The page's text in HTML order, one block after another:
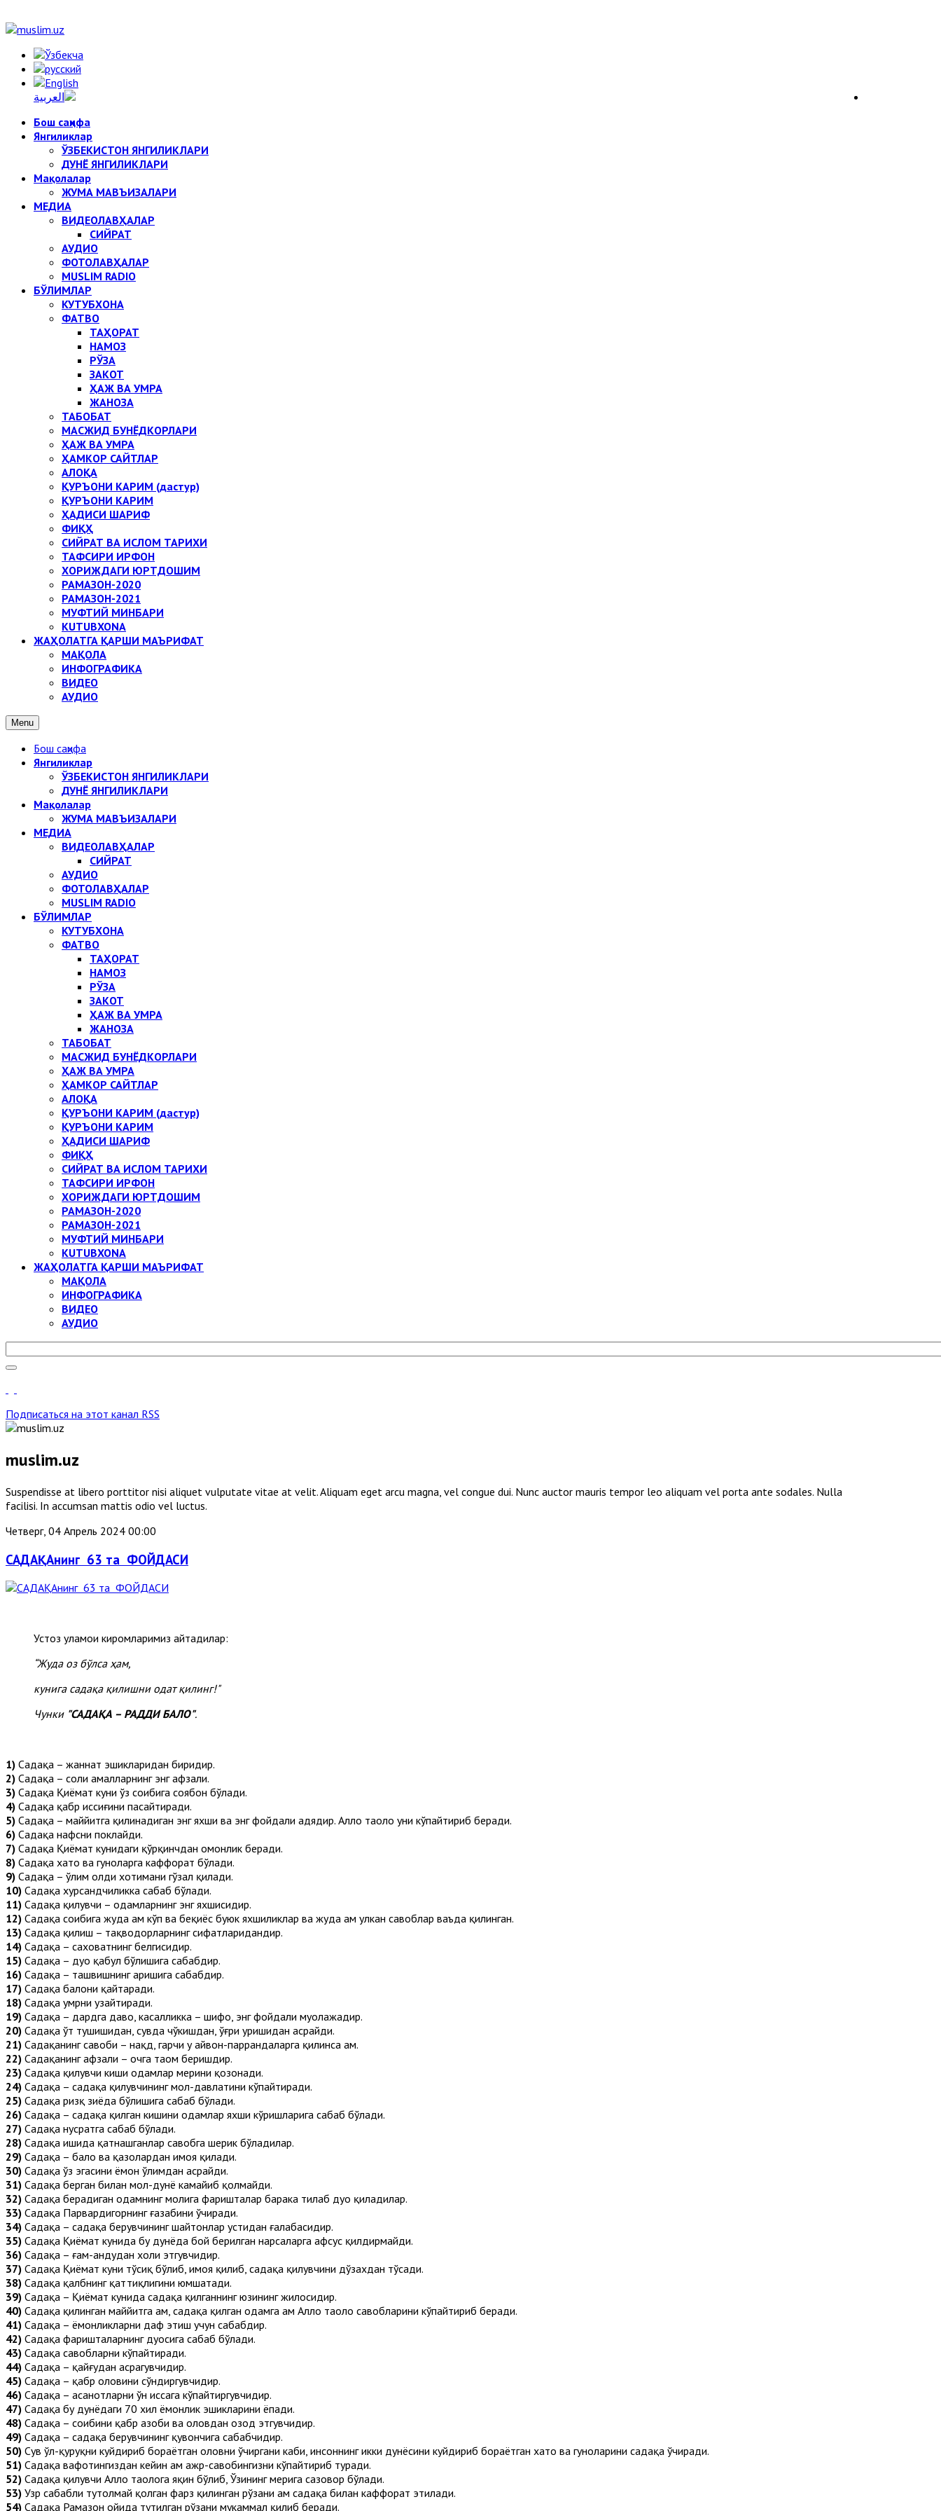
Бош саҳифа
Янгиликлар
ЎЗБЕКИСТОН ЯНГИЛИКЛАРИ
ДУНЁ ЯНГИЛИКЛАРИ
Мақолалар
ЖУМА МАВЪИЗАЛАРИ
МЕДИА
ВИДЕОЛАВҲАЛАР
СИЙРАТ
АУДИО
ФОТОЛАВҲАЛАР
MUSLIM RADIO
БЎЛИМЛАР
КУТУБХОНА
ФАТВО
ТАҲОРАТ
НАМОЗ
РЎЗА
ЗАКОТ
ҲАЖ ВА УМРА
ЖАНОЗА
ТАБОБАТ
МАСЖИД БУНЁДКОРЛАРИ
ҲАЖ ВА УМРА
ҲАМКОР САЙТЛАР
АЛОҚА
ҚУРЪОНИ КАРИМ (дастур)
ҚУРЪОНИ КАРИМ
ҲАДИСИ ШАРИФ
ФИҚҲ
СИЙРАТ ВА ИСЛОМ ТАРИХИ
ТАФСИРИ ИРФОН
ХОРИЖДАГИ ЮРТДОШИМ
РАМАЗОН-2020
РАМАЗОН-2021
МУФТИЙ МИНБАРИ
KUTUBXONA
ЖАҲОЛАТГА ҚАРШИ МАЪРИФАТ
МАҚОЛА
ИНФОГРАФИКА
ВИДЕО
АУДИО
Menu
Бош саҳифа
Янгиликлар
ЎЗБЕКИСТОН ЯНГИЛИКЛАРИ
ДУНЁ ЯНГИЛИКЛАРИ
Мақолалар
ЖУМА МАВЪИЗАЛАРИ
МЕДИА
ВИДЕОЛАВҲАЛАР
СИЙРАТ
АУДИО
ФОТОЛАВҲАЛАР
MUSLIM RADIO
БЎЛИМЛАР
КУТУБХОНА
ФАТВО
ТАҲОРАТ
НАМОЗ
РЎЗА
ЗАКОТ
ҲАЖ ВА УМРА
ЖАНОЗА
ТАБОБАТ
МАСЖИД БУНЁДКОРЛАРИ
ҲАЖ ВА УМРА
ҲАМКОР САЙТЛАР
АЛОҚА
ҚУРЪОНИ КАРИМ (дастур)
ҚУРЪОНИ КАРИМ
ҲАДИСИ ШАРИФ
ФИҚҲ
СИЙРАТ ВА ИСЛОМ ТАРИХИ
ТАФСИРИ ИРФОН
ХОРИЖДАГИ ЮРТДОШИМ
РАМАЗОН-2020
РАМАЗОН-2021
МУФТИЙ МИНБАРИ
KUTUBXONA
ЖАҲОЛАТГА ҚАРШИ МАЪРИФАТ
МАҚОЛА
ИНФОГРАФИКА
ВИДЕО
АУДИО
Подписаться на этот канал RSS
muslim.uz
Suspendisse at libero porttitor nisi aliquet vulputate vitae at velit. Aliquam eget arcu magna, vel congue dui. Nunc auctor mauris tempor leo aliquam vel porta ante sodales. Nulla
facilisi. In accumsan mattis odio vel luctus.
Четверг, 04 Апрель 2024 00:00
САДАҚАнинг 63 та ФОЙДАСИ
Устоз уламои киромларимиз айтадилар:
“Жуда оз бўлса ҳам,
кунига садақа қилишни одат қилинг!"
Чунки "САДАҚА – РАДДИ БАЛО".
1) Садақа – жаннат эшикларидан биридир.
2) Садақа – солиҳ амалларнинг энг афзали.
3) Садақа Қиёмат куни ўз соҳибига соябон бўлади.
4) Садақа қабр иссиғини пасайтиради.
5) Садақа – маййитга қилинадиган энг яхши ва энг фойдали ҳадядир. Аллоҳ таоло уни кўпайтириб беради.
6) Садақа нафсни поклайди.
7) Садақа Қиёмат кунидаги қўрқинчдан омонлик беради.
8) Садақа хато ва гуноҳларга каффорат бўлади.
9) Садақа – ўлим олди хотимани гўзал қилади.
10) Садақа хурсандчиликка сабаб бўлади.
11) Садақа қилувчи – одамларнинг энг яхшисидир.
12) Садақа соҳибига жуда ҳам кўп ва беқиёс буюк яхшиликлар ва жуда ҳам улкан савоблар ваъда қилинган.
13) Садақа қилиш – тақводорларнинг сифатларидандир.
14) Садақа – саховатнинг белгисидир.
15) Садақа – дуо қабул бўлишига сабабдир.
16) Садақа – ташвишнинг аришига сабабдир.
17) Садақа балони қайтаради.
18) Садақа умрни узайтиради.
19) Садақа – дардга даво, касалликка – шифо, энг фойдали муолажадир.
20) Садақа ўт тушишидан, сувда чўкишдан, ўғри уришидан асрайди.
21) Садақанинг савоби – нақд, гарчи у ҳайвон-паррандаларга қилинса ҳам.
22) Садақанинг афзали – очга таом беришдир.
23) Садақа қилувчи киши одамлар меҳрини қозонади.
24) Садақа – садақа қилувчининг мол-давлатини кўпайтиради.
25) Садақа ризқ зиёда бўлишига сабаб бўлади.
26) Садақа – садақа қилган кишини одамлар яхши кўришларига сабаб бўлади.
27) Садақа нусратга сабаб бўлади.
28) Садақа ишида қатнашганлар савобга шерик бўладилар.
29) Садақа – бало ва қазолардан ҳимоя қилади.
30) Садақа ўз эгасини ёмон ўлимдан асрайди.
31) Садақа берган билан мол-дунё камайиб қолмайди.
32) Садақа берадиган одамнинг молига фаришталар барака тилаб дуо қиладилар.
33) Садақа Парвардигорнинг ғазабини ўчиради.
34) Садақа – садақа берувчининг шайтонлар устидан ғалабасидир.
35) Садақа Қиёмат кунида бу дунёда бой берилган нарсаларга афсус қилдирмайди.
36) Садақа – ғам-андуҳдан холи этгувчидир.
37) Садақа Қиёмат куни тўсиқ бўлиб, ҳимоя қилиб, садақа қилувчини дўзахдан тўсади.
38) Садақа қалбнинг қаттиқлигини юмшатади.
39) Садақа – Қиёмат кунида садақа қилганнинг юзининг жилосидир.
40) Садақа қилинган маййитга ҳам, садақа қилган одамга ҳам Аллоҳ таоло савобларини кўпайтириб беради.
41) Садақа – ёмонликларни даф этиш учун сабабдир.
42) Садақа фаришталарнинг дуосига сабаб бўлади.
43) Садақа савобларни кўпайтиради.
44) Садақа – қайғудан асрагувчидир.
45) Садақа – қабр оловини сўндиргувчидир.
46) Садақа – ҳасанотларни ўн ҳиссага кўпайтиргувчидир.
47) Садақа бу дунёдаги 70 хил ёмонлик эшикларини ёпади.
48) Садақа – соҳибини қабр азоби ва оловдан озод этгувчидир.
49) Садақа – садақа берувчининг қувончига сабабчидир.
50) Сув ҳўл-қуруқни куйдириб бораётган оловни ўчиргани каби, инсоннинг икки дунёсини куйдириб бораётган хато ва гуноҳларини садақа ўчиради.
51) Садақа вафотингиздан кейин ҳам ажр-савобингизни кўпайтириб туради.
52) Садақа қилувчи Аллоҳ таолога яқин бўлиб, Ўзининг меҳрига сазовор бўлади.
53) Узр сабабли тутолмай қолган фарз қилинган рўзани ҳам садақа билан каффорат этилади.
54) Садақа Рамазон ойида тутилган рўзани мукаммал қилиб беради.